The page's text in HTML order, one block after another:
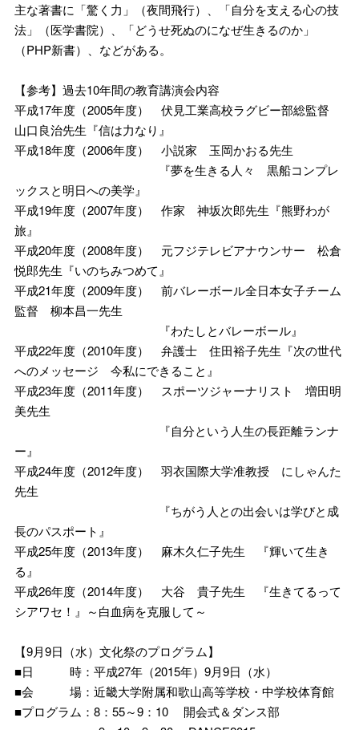
主な著書に「驚く力」（夜間飛行）、「自分を支える心の技
法」（医学書院）、「どうせ死ぬのになぜ生きるのか」
（PHP新書）、などがある。
【参考】過去10年間の教育講演会内容
平成17年度（2005年度） 伏見工業高校ラグビー部総監督
山口良治先生『信は力なり』
平成18年度（2006年度） 小説家 玉岡かおる先生
『夢を生きる人々 黒船コンプレ
ックスと明日への美学』
平成19年度（2007年度） 作家 神坂次郎先生『熊野わが
旅』
平成20年度（2008年度） 元フジテレビアナウンサー 松倉
悦郎先生『いのちみつめて』
平成21年度（2009年度） 前バレーボール全日本女子チーム
監督 柳本昌一先生
『わたしとバレーボール』
平成22年度（2010年度） 弁護士 住田裕子先生『次の世代
へのメッセージ 今私にできること』
平成23年度（2011年度） スポーツジャーナリスト 増田明
美先生
『自分という人生の長距離ランナ
ー』
平成24年度（2012年度） 羽衣国際大学准教授 にしゃんた
先生
『ちがう人との出会いは学びと成
長のパスポート』
平成25年度（2013年度） 麻木久仁子先生 『輝いて生き
る』
平成26年度（2014年度） 大谷 貴子先生 『生きてるって
シアワセ！』～白血病を克服して～
【9月9日（水）文化祭のプログラム】
■日 時：平成27年（2015年）9月9日（水）
■会 場：近畿大学附属和歌山高等学校・中学校体育館
■プログラム：8：55～9：10 開会式＆ダンス部